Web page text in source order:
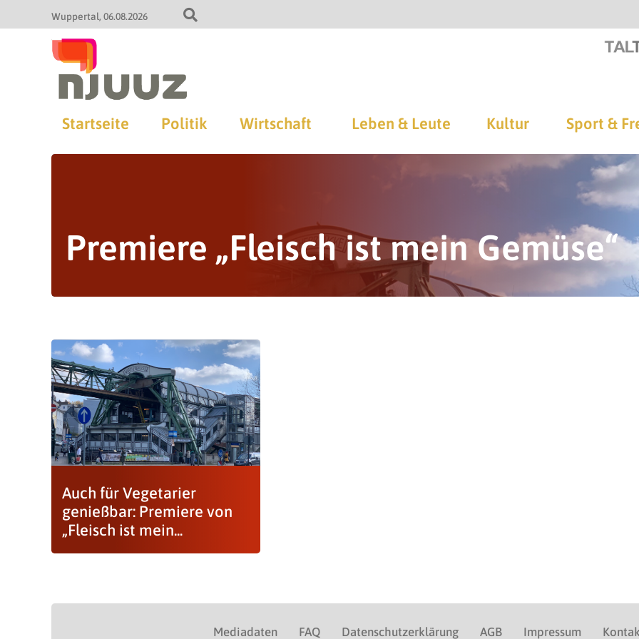
Wuppertal 06.08.2026
Startseite Politik Wirtschaft Leben & Leute Kultur Sport &
Premiere „Fleisch ist mein Gemüse“
Auch für Vegetarier
genießbar: Premiere von
„Fleisch ist mein...
Mediadaten FAQ Datenschutzerklärung AGB Impressum